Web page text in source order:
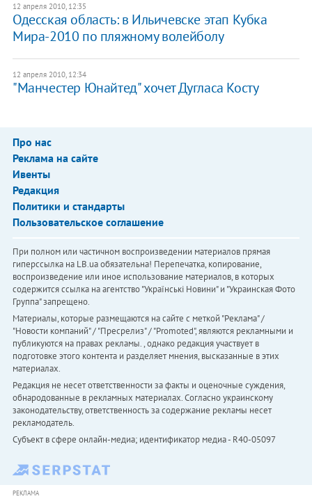
12 апреля 2010, 12:35
Одесская область: в Ильичевске этап Кубка
Мира-2010 по пляжному волейболу
12 апреля 2010, 12:34
"Манчестер Юнайтед" хочет Дугласа Косту
Про нас
Реклама на сайте
Ивенты
Редакция
Политики и стандарты
Пользовательское соглашение
При полном или частичном воспроизведении материалов прямая
гиперссылка на LB.ua обязательна! Перепечатка, копирование,
воспроизведение или иное использование материалов, в которых
содержится ссылка на агентство "Українськi Новини" и "Украинская Фото
Группа" запрещено.
Материалы, которые размещаются на сайте с меткой "Реклама" /
"Новости компаний" / "Пресрелиз" / "Promoted", являются рекламными и
публикуются на правах рекламы. , однако редакция участвует в
подготовке этого контента и разделяет мнения, высказанные в этих
материалах.
Редакция не несет ответственности за факты и оценочные суждения,
обнародованные в рекламных материалах. Согласно украинскому
законодательству, ответственность за содержание рекламы несет
рекламодатель.
Субъект в сфере онлайн-медиа; идентификатор медиа - R40-05097
РЕКЛАМА